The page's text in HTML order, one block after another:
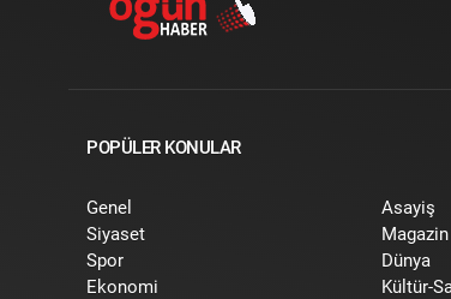
POPÜLER KONULAR
Genel
Siyaset
Spor
Ekonomi
Asayiş
Magazin
Dünya
Kültür-